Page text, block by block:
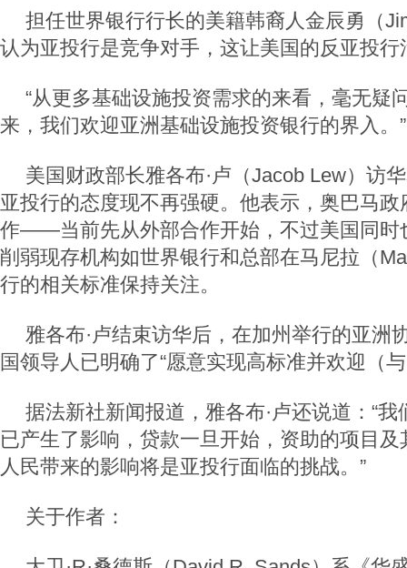
担任世界银行行长的美籍韩裔人金辰勇（
认为亚投行是竞争对手，这让美国的反亚投
“从更多基础设施投资需求的来看，毫无疑
来，我们欢迎亚洲基础设施投资银行的界入。”
美国财政部长雅各布·卢（Jacob Lew）访
亚投行的态度现不再强硬。他表示，奥巴马
作——当前先从外部合作开始，不过美国同时
削弱现存机构如世界银行和总部在马尼拉（
行的相关标准保持关注。
雅各布·卢结束访华后，在加州举行的亚洲
国领导人已明确了“愿意实现高标准并欢迎（
据法新社新闻报道，雅各布·卢还说道：“
已产生了影响，贷款一旦开始，资助的项目
人民带来的影响将是亚投行面临的挑战。”
关于作者：